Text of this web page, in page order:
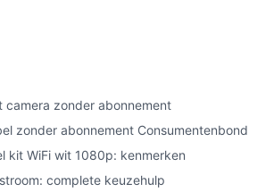
camera zonder abonnement
zonder abonnement Consumentenbond
kit WiFi wit 1080p: kenmerken
complete keuzehulp